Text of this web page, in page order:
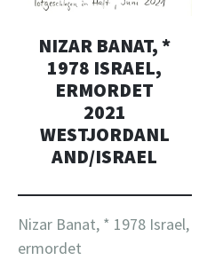
NIZAR BANAT, *
1978 ISRAEL,
ERMORDET
2021
WESTJORDANL
AND/ISRAEL
Nizar Banat, * 1978 Israel,
ermordet